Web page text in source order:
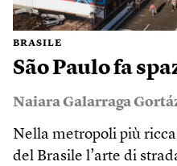
BRASILE
São Paulo fa
Naiara Galarraga
Nella metropoli più
del Brasile l’arte di